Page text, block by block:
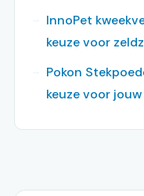
InnoPet
keuze voor
Pokon
keuze voor